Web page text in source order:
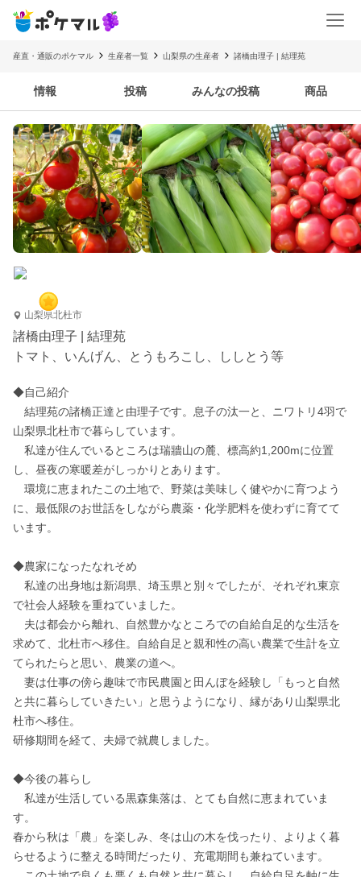
産直・通販のポケマル 生産者一覧 山梨県の生産者 諸橋由理子 | 結理苑
情報 投稿 みんなの投稿 商品
山梨県北杜市
諸橋由理子 | 結理苑
トマト、いんげん、とうもろこし、ししとう等
◆自己紹介
結理苑の諸橋正達と由理子です。息子の汰一と、ニワトリ4羽で
山梨県北杜市で暮らしています。
私達が住んでいるところは瑞牆山の麓、標高約1,200mに位置
し、昼夜の寒暖差がしっかりとあります。
環境に恵まれたこの土地で、野菜は美味しく健やかに育つよう
に、最低限のお世話をしながら農薬・化学肥料を使わずに育てて
います。
◆農家になったなれそめ
私達の出身地は新潟県、埼玉県と別々でしたが、それぞれ東京
で社会人経験を重ねていました。
夫は都会から離れ、自然豊かなところでの自給自足的な生活を
求めて、北杜市へ移住。自給自足と親和性の高い農業で生計を立
てられたらと思い、農業の道へ。
妻は仕事の傍ら趣味で市民農園と田んぼを経験し「もっと自然
と共に暮らしていきたい」と思うようになり、縁があり山梨県北
杜市へ移住。
研修期間を経て、夫婦で就農しました。
◆今後の暮らし
私達が生活している黒森集落は、とても自然に恵まれていま
す。
春から秋は「農」を楽しみ、冬は山の木を伐ったり、よりよく暮
らせるように整える時間だったり、充電期間も兼ねています。